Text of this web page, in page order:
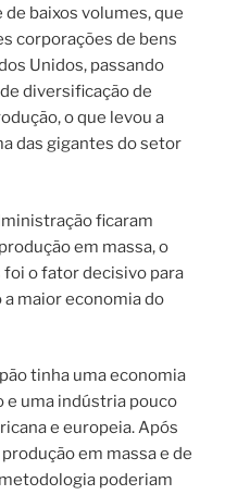
baixos volumes, que
corporações de bens
Unidos, passando
diversificação de
o que levou a
das gigantes do setor
ficaram
em massa, o
o fator decisivo para
maior economia do
tinha uma economia
e uma indústria pouco
e europeia. Após
em massa e de
poderiam